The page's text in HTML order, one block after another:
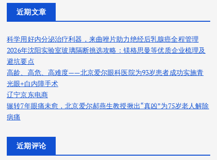
近期文章
科学用好内分泌治疗利器，来曲唑片助力绝经后乳腺癌全程管理
2026年沈阳实验室玻璃隔断挑选攻略：镁格思曼等优质企业梳理及
避坑要点
高龄、高危、高难度——北京爱尔眼科医院为93岁患者成功实施青
光眼+白内障手术
辽宁京东电商
辗转7年眼痛未愈，北京爱尔郝燕生教授揪出“真凶”为75岁老人解除
病痛
近期评论